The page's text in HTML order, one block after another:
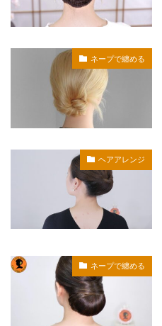
ネープで纏める
ヘアアレンジ
ネープで纏める